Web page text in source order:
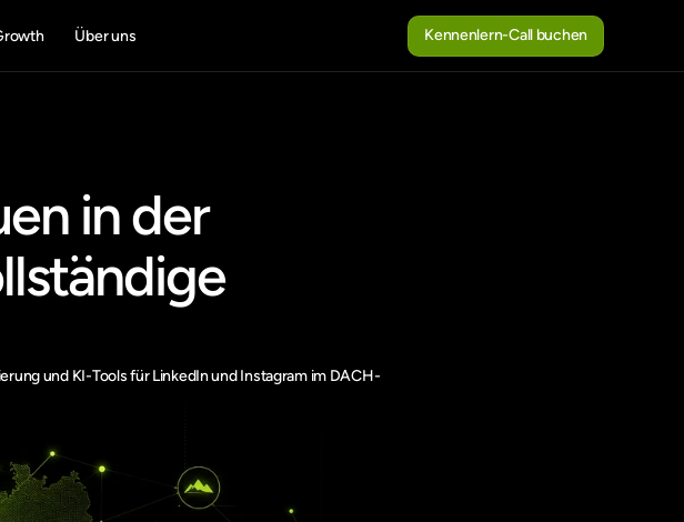
Über uns
Kennenlern-Call buchen
Kennenlern-Call buchen
in der
und KI-Tools für LinkedIn und Instagram im DACH-